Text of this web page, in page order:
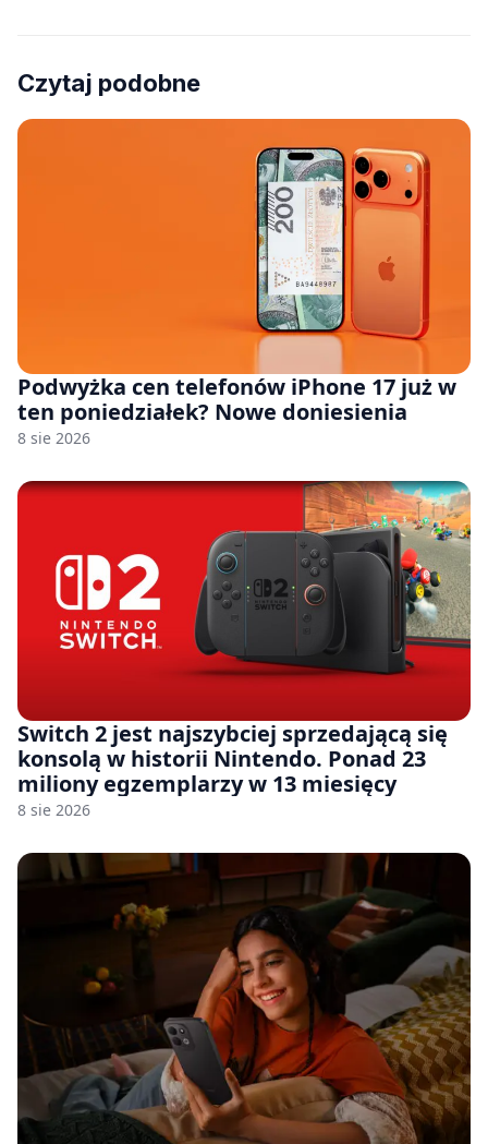
Czytaj podobne
Podwyżka cen telefonów iPhone 17 już w
ten poniedziałek? Nowe doniesienia
8 sie 2026
Switch 2 jest najszybciej sprzedającą się
konsolą w historii Nintendo. Ponad 23
miliony egzemplarzy w 13 miesięcy
8 sie 2026